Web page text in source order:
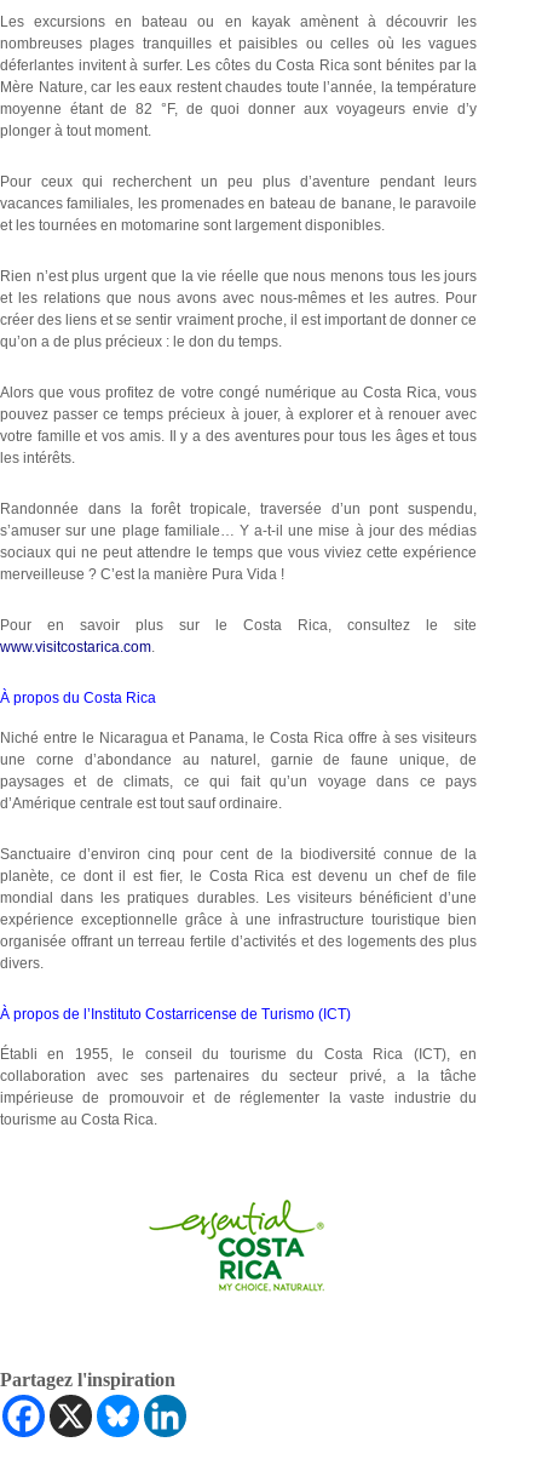
Les excursions en bateau ou en kayak amènent à découvrir les
nombreuses plages tranquilles et paisibles ou celles où les vagues
déferlantes invitent à surfer. Les côtes du Costa Rica sont bénites par la
Mère Nature, car les eaux restent chaudes toute l’année, la température
moyenne étant de 82 °F, de quoi donner aux voyageurs envie d’y
plonger à tout moment.
Pour ceux qui recherchent un peu plus d’aventure pendant leurs
vacances familiales, les promenades en bateau de banane, le paravoile
et les tournées en motomarine sont largement disponibles.
Rien n’est plus urgent que la vie réelle que nous menons tous les jours
et les relations que nous avons avec nous-mêmes et les autres. Pour
créer des liens et se sentir vraiment proche, il est important de donner ce
qu’on a de plus précieux : le don du temps.
Alors que vous profitez de votre congé numérique au Costa Rica, vous
pouvez passer ce temps précieux à jouer, à explorer et à renouer avec
votre famille et vos amis. Il y a des aventures pour tous les âges et tous
les intérêts.
Randonnée dans la forêt tropicale, traversée d’un pont suspendu,
s’amuser sur une plage familiale… Y a-t-il une mise à jour des médias
sociaux qui ne peut attendre le temps que vous viviez cette expérience
merveilleuse ? C’est la manière Pura Vida !
Pour en savoir plus sur le Costa Rica, consultez le site
www.visitcostarica.com.
À propos du Costa Rica
Niché entre le Nicaragua et Panama, le Costa Rica offre à ses visiteurs
une corne d’abondance au naturel, garnie de faune unique, de
paysages et de climats, ce qui fait qu’un voyage dans ce pays
d’Amérique centrale est tout sauf ordinaire.
Sanctuaire d’environ cinq pour cent de la biodiversité connue de la
planète, ce dont il est fier, le Costa Rica est devenu un chef de file
mondial dans les pratiques durables. Les visiteurs bénéficient d’une
expérience exceptionnelle grâce à une infrastructure touristique bien
organisée offrant un terreau fertile d’activités et des logements des plus
divers.
À propos de l’Instituto Costarricense de Turismo (ICT)
Établi en 1955, le conseil du tourisme du Costa Rica (ICT), en
collaboration avec ses partenaires du secteur privé, a la tâche
impérieuse de promouvoir et de réglementer la vaste industrie du
tourisme au Costa Rica.
Partagez l'inspiration